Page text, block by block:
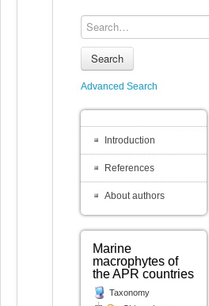
Search
Advanced Search
Introduction
References
About authors
Marine
macrophytes of
the APR countries
Taxonomy